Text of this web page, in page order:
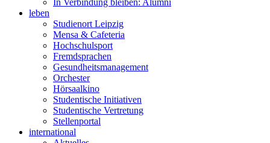
In Verbindung bleiben: Alumni
leben
Studienort Leipzig
Mensa & Cafeteria
Hochschulsport
Fremdsprachen
Gesundheitsmanagement
Orchester
Hörsaalkino
Studentische Initiativen
Studentische Vertretung
Stellenportal
international